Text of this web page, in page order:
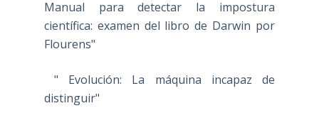
Manual para detectar la impostura
científica: examen del libro de Darwin por
Flourens"
" Evolución: La máquina incapaz de
distinguir"